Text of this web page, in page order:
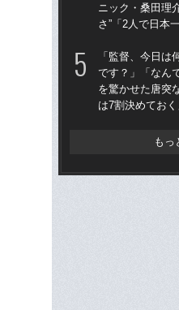
ニック・桑田理
さ”「2人で日本
「監督、今日は
です？」「なん
を驚かせた唐突
は7割決めてお
もっ